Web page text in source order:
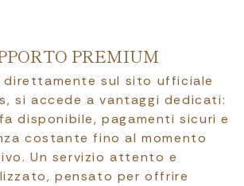
PREMIUM
direttamente sul sito ufficiale
si accede a vantaggi dedicati:
disponibile, pagamenti sicuri e
costante fino al momento
Un servizio attento e
pensato per offrire